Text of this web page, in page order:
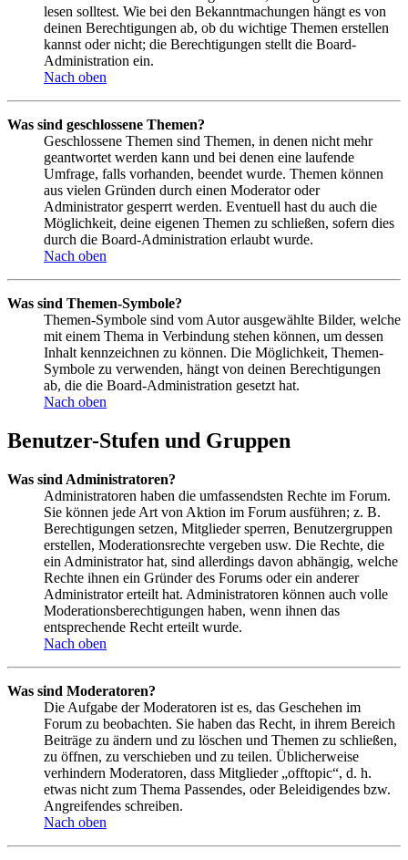
lesen solltest. Wie bei den Bekanntmachungen hängt es von
deinen Berechtigungen ab, ob du wichtige Themen erstellen
kannst oder nicht; die Berechtigungen stellt die Board-
Administration ein.
Nach oben
Was sind geschlossene Themen?
Geschlossene Themen sind Themen, in denen nicht mehr
geantwortet werden kann und bei denen eine laufende
Umfrage, falls vorhanden, beendet wurde. Themen können
aus vielen Gründen durch einen Moderator oder
Administrator gesperrt werden. Eventuell hast du auch die
Möglichkeit, deine eigenen Themen zu schließen, sofern dies
durch die Board-Administration erlaubt wurde.
Nach oben
Was sind Themen-Symbole?
Themen-Symbole sind vom Autor ausgewählte Bilder, welche
mit einem Thema in Verbindung stehen können, um dessen
Inhalt kennzeichnen zu können. Die Möglichkeit, Themen-
Symbole zu verwenden, hängt von deinen Berechtigungen
ab, die die Board-Administration gesetzt hat.
Nach oben
Benutzer-Stufen und Gruppen
Was sind Administratoren?
Administratoren haben die umfassendsten Rechte im Forum.
Sie können jede Art von Aktion im Forum ausführen; z. B.
Berechtigungen setzen, Mitglieder sperren, Benutzergruppen
erstellen, Moderationsrechte vergeben usw. Die Rechte, die
ein Administrator hat, sind allerdings davon abhängig, welche
Rechte ihnen ein Gründer des Forums oder ein anderer
Administrator erteilt hat. Administratoren können auch volle
Moderationsberechtigungen haben, wenn ihnen das
entsprechende Recht erteilt wurde.
Nach oben
Was sind Moderatoren?
Die Aufgabe der Moderatoren ist es, das Geschehen im
Forum zu beobachten. Sie haben das Recht, in ihrem Bereich
Beiträge zu ändern und zu löschen und Themen zu schließen,
zu öffnen, zu verschieben und zu teilen. Üblicherweise
verhindern Moderatoren, dass Mitglieder „offtopic“, d. h.
etwas nicht zum Thema Passendes, oder Beleidigendes bzw.
Angreifendes schreiben.
Nach oben